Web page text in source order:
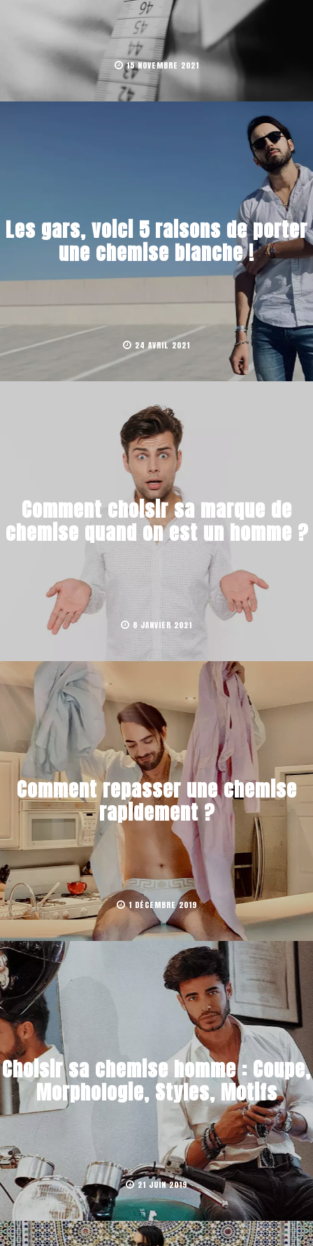
15 NOVEMBRE 2021
Les gars, voici 5 raisons de porter
une chemise blanche !
24 AVRIL 2021
Comment choisir sa marque de
chemise quand on est un homme ?
8 JANVIER 2021
Comment repasser une chemise
rapidement ?
1 DÉCEMBRE 2019
Choisir sa chemise homme : Coupe,
Morphologie, Styles, Motifs
21 JUIN 2019